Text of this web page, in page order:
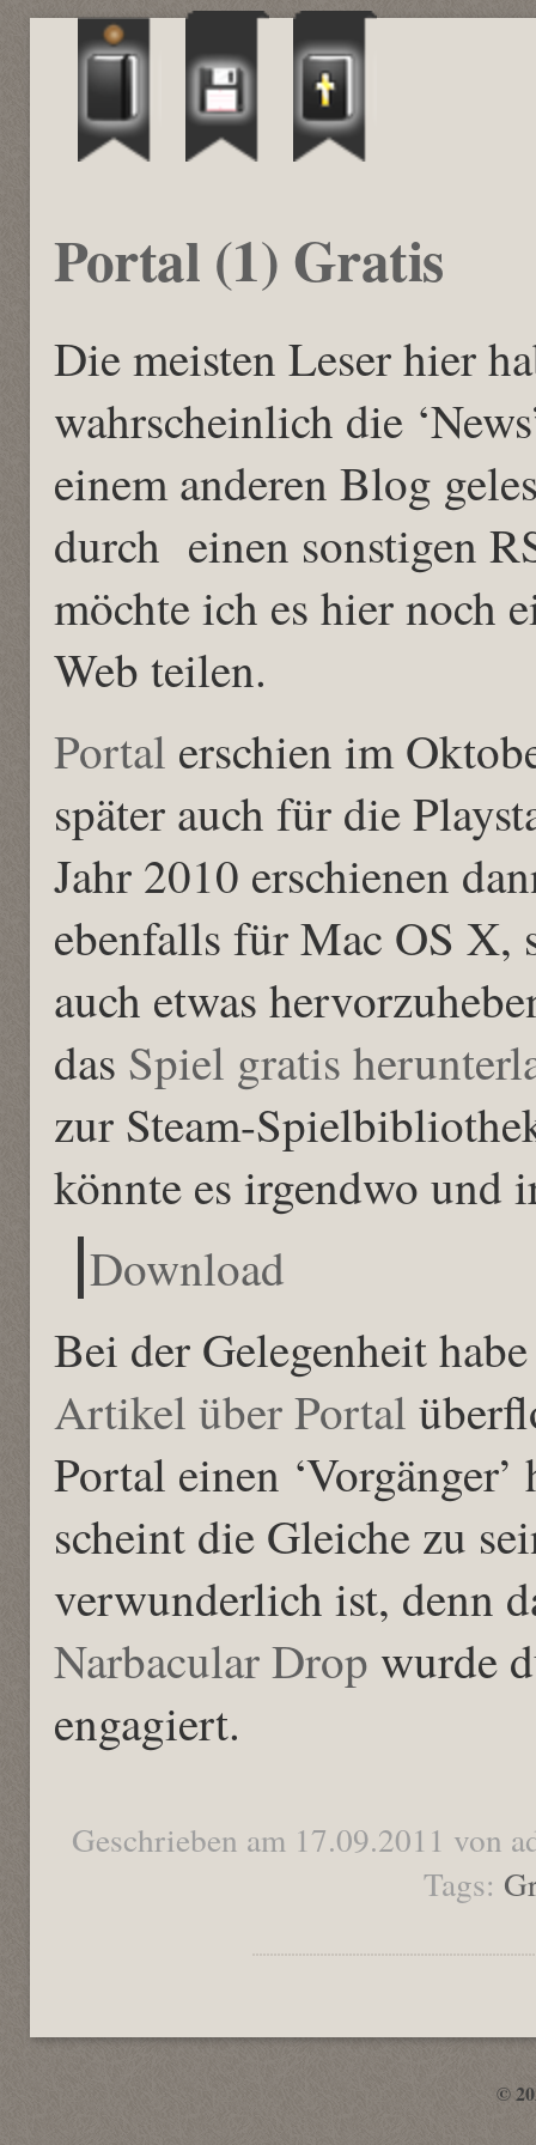
Portal (1) Gratis
Die meisten Leser hier
wahrscheinlich die
einem anderen Blog
durch einen sonstigen
möchte ich es hier noch
Web teilen.
Portal erschien im
später auch für die
Jahr 2010 erschienen
ebenfalls für Mac OS X,
auch etwas
das Spiel gratis
zur Steam-
könnte es irgendwo und
Download
Bei der Gelegenheit
Artikel über Portal
Portal einen
scheint die Gleiche zu
verwunderlich ist, denn
Narbacular Drop wurde
engagiert.
Geschrieben am 17.09.2011 von
Tags:
©